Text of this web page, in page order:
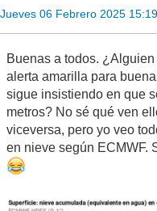
Jueves 06 Febrero 2025
Buenas a todos.
alerta amarilla para
sigue insistiendo en que
metros? No sé qué ven
viceversa, pero yo veo
en nieve según ECMWF.